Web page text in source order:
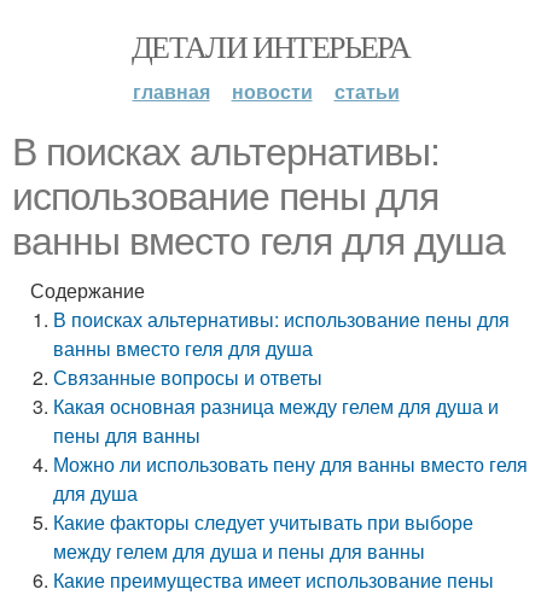
ДЕТАЛИ ИНТЕРЬЕРА
главная новости статьи
В поисках альтернативы:
использование пены для
ванны вместо геля для душа
Содержание
В поисках альтернативы: использование пены для
ванны вместо геля для душа
Связанные вопросы и ответы
Какая основная разница между гелем для душа и
пены для ванны
Можно ли использовать пену для ванны вместо геля
для душа
Какие факторы следует учитывать при выборе
между гелем для душа и пены для ванны
Какие преимущества имеет использование пены